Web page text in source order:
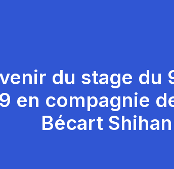
du stage du
en compagnie
Bécart Shihan